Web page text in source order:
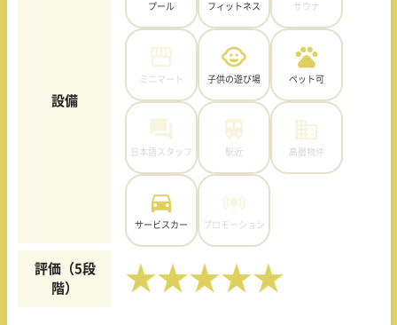
設備
プール フィットネス サウナ
ミニマート 子供の遊び場 ペット可
日本語スタッフ 駅近 高層物件
サービスカー プロモーション
評価（5段
階）
★★★★★